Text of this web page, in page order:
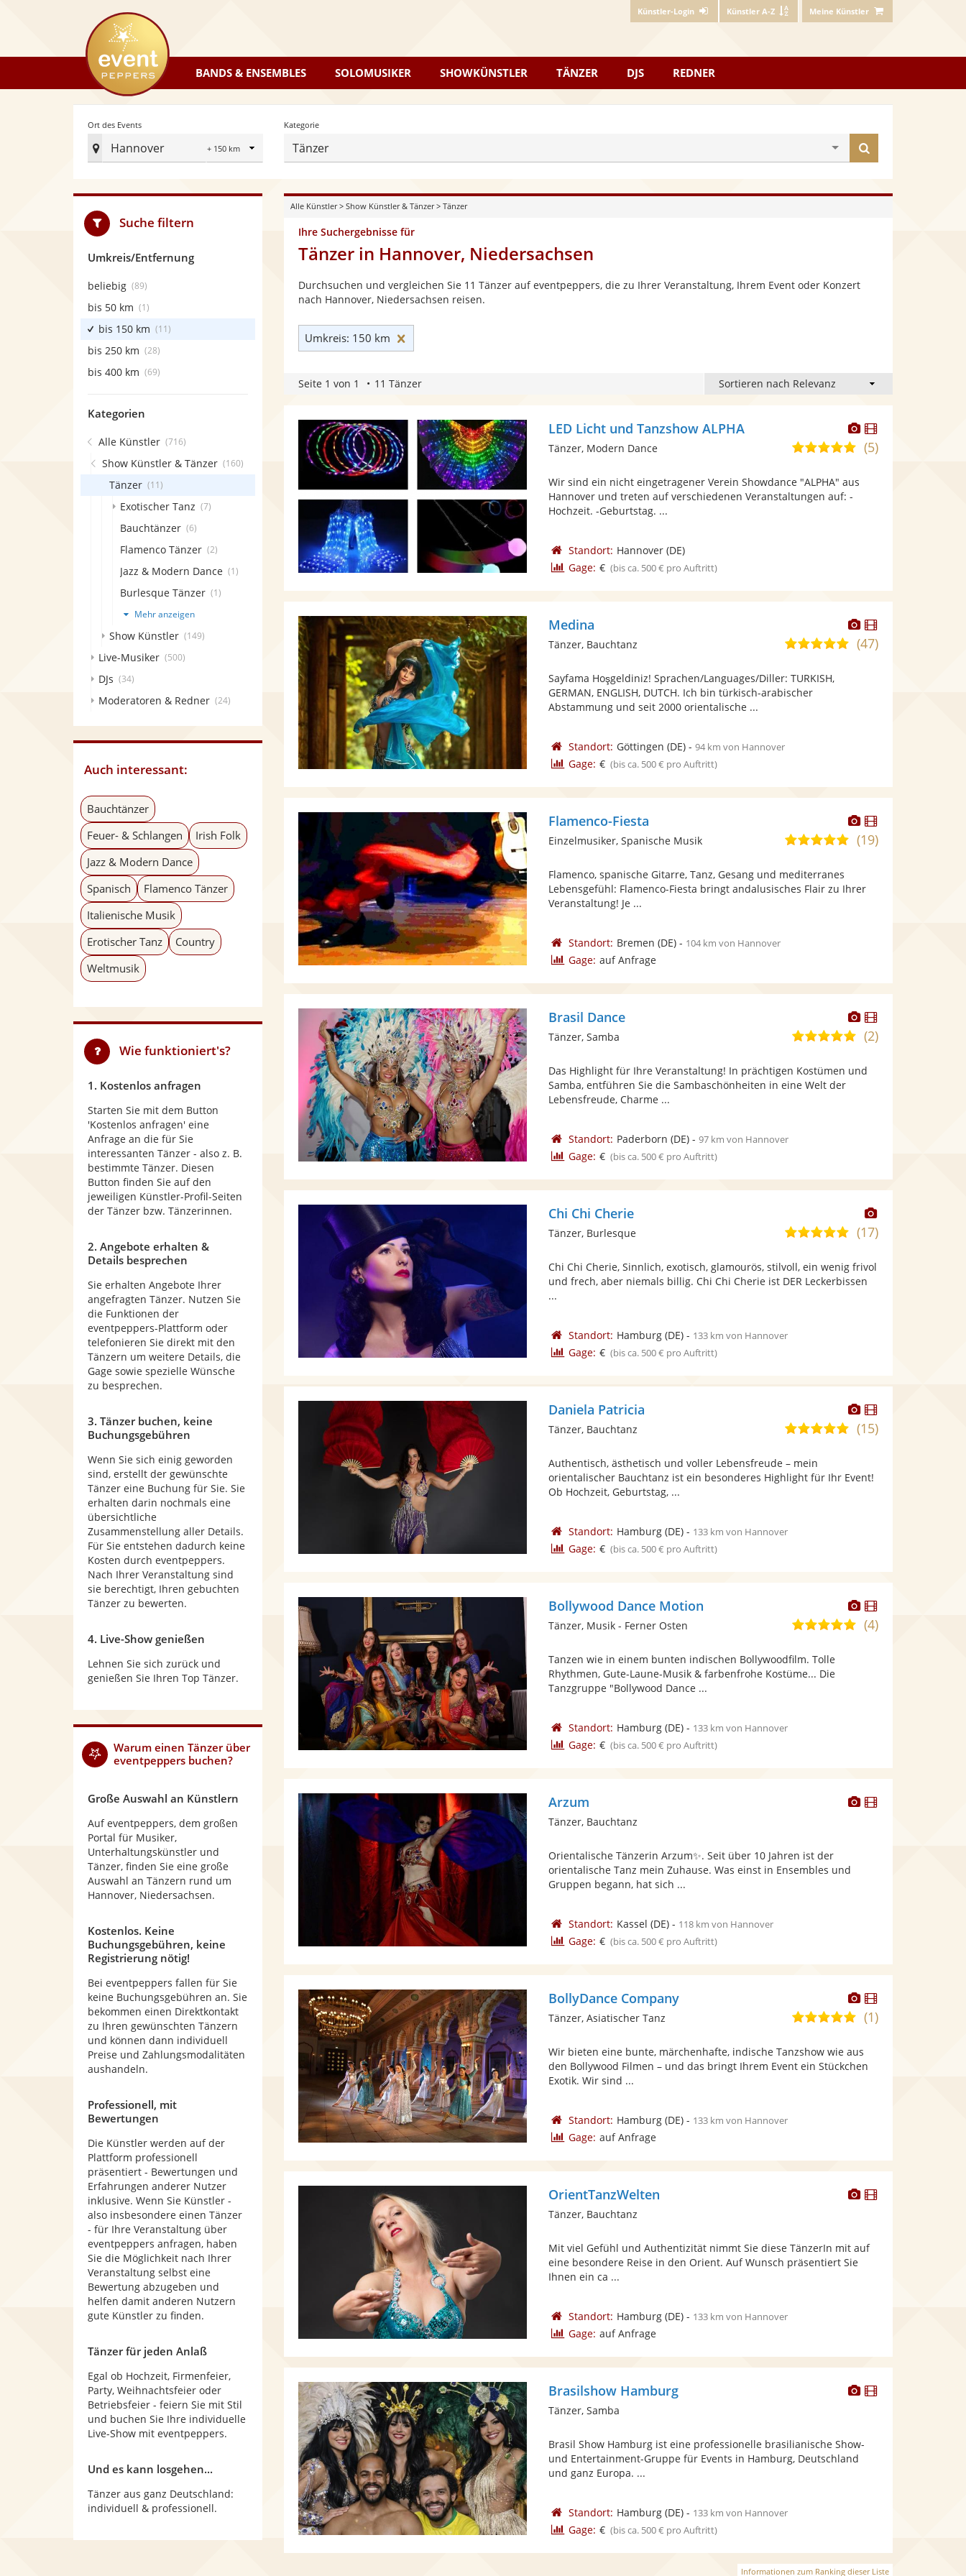
Künstler-Login Künstler A-Z Meine Künstler
eventpeppers
BANDS & ENSEMBLES SOLOMUSIKER SHOWKÜNSTLER TÄNZER DJS REDNER
Ort des Events
Hannover
Radius
Ort
Events
festlegen
Kategorie
Tänzer
finden
Alle Künstler> Show Künstler & Tänzer> Tänzer
Ihre Suchergebnisse für
Tänzer in Hannover, Niedersachsen
Durchsuchen und vergleichen Sie 11 Tänzer auf eventpeppers, die zu Ihrer Veranstaltung, Ihrem Event oder Konzert
nach Hannover, Niedersachsen reisen.
Umkreis: 150 km
Seite 1 von 1 11 Tänzer
Dieser
Künstler
stellt
Dieser
Künstler
LED Licht und Tanzshow ALPHA
5,0
5
(5)
Tänzer, Modern Dance
Wir sind ein nicht eingetragener Verein Showdance "ALPHA" aus
Hannover und treten auf verschiedenen Veranstaltungen auf: -
Hochzeit. -Geburtstag. ...
Standort: Hannover(DE)
Gage: € (bis ca. 500 € pro Auftritt)
Dieser
Künstler
stellt
Dieser
Künstler
Medina
5,0(47)
Tänzer, Bauchtanz
Sayfama Hoşgeldiniz! Sprachen/Languages/Diller: TURKISH,
GERMAN, ENGLISH, DUTCH. Ich bin türkisch-arabischer
Abstammung und seit 2000 orientalische ...
Standort: Göttingen (DE)- 94 km von Hannover
Gage: € (bis ca. 500 € pro Auftritt)
Dieser
Künstler
stellt
Dieser
Künstler
Flamenco-Fiesta
5,0
Sternen
(19)
Einzelmusiker, Spanische Musik
Flamenco, spanische Gitarre, Tanz, Gesang und mediterranes
Lebensgefühl: Flamenco-Fiesta bringt andalusisches Flair zu Ihrer
Veranstaltung! Je ...
Standort: Bremen (DE)- 104 km von Hannover
Gage: auf Anfrage
Dieser
Künstler
stellt
Fotos
bereit.
Dieser
Künstler
Brasil Dance
5,0
5
(2)
Tänzer, Samba
Das Highlight für Ihre Veranstaltung! In prächtigen Kostümen und
Samba, entführen Sie die Sambaschönheiten in eine Welt der
Lebensfreude, Charme ...
Standort: Paderborn (DE)- 97 km von Hannover
Gage: € (bis ca. 500 € pro Auftritt)
Dieser
Künstler
Chi Chi Cherie
4,8
5
Sternen
(17)
Tänzer, Burlesque
Chi Chi Cherie, Sinnlich, exotisch, glamourös, stilvoll, ein wenig frivol
und frech, aber niemals billig. Chi Chi Cherie ist DER Leckerbissen
...
Standort: Hamburg(DE)- 133 km von Hannover
Gage: € (bis ca. 500 € pro Auftritt)
Dieser
Künstler
stellt
bereit.
Dieser
Künstler
Daniela Patricia
5,0
Sternen
(15)
Tänzer, Bauchtanz
Authentisch, ästhetisch und voller Lebensfreude – mein
orientalischer Bauchtanz ist ein besonderes Highlight für Ihr Event!
Ob Hochzeit, Geburtstag, ...
Standort: Hamburg(DE)- 133 km von Hannover
Gage: € (bis ca. 500 € pro Auftritt)
Dieser
Künstler
stellt
Dieser
Künstler
Bollywood Dance Motion
5,0(4)
Tänzer, Musik - Ferner Osten
Tanzen wie in einem bunten indischen Bollywoodfilm. Tolle
Rhythmen, Gute-Laune-Musik & farbenfrohe Kostüme... Die
Tanzgruppe "Bollywood Dance ...
Standort: Hamburg(DE)- 133 km von Hannover
Gage: € (bis ca. 500 € pro Auftritt)
DieserDieser
Arzum
Tänzer, Bauchtanz
Orientalische Tänzerin Arzum✨. Seit über 10 Jahren ist der
orientalische Tanz mein Zuhause. Was einst in Ensembles und
Gruppen begann, hat sich ...
Standort: Kassel (DE)- 118 km von Hannover
Gage: € (bis ca. 500 € pro Auftritt)
Dieser
Künstler
stellt
bereit.
Dieser
Künstler
BollyDance Company
5,0
5
Sternen
(1)
Tänzer, Asiatischer Tanz
Wir bieten eine bunte, märchenhafte, indische Tanzshow wie aus
den Bollywood Filmen – und das bringt Ihrem Event ein Stückchen
Exotik. Wir sind ...
Standort: Hamburg(DE)- 133 km von Hannover
Gage: auf Anfrage
Dieser
Fotos
bereit.
Dieser
OrientTanzWelten
Tänzer, Bauchtanz
Mit viel Gefühl und Authentizität nimmt Sie diese TänzerIn mit auf
eine besondere Reise in den Orient. Auf Wunsch präsentiert Sie
Ihnen ein ca ...
Standort: Hamburg(DE)- 133 km von Hannover
Gage: auf Anfrage
DieserDieser
Brasilshow Hamburg
Tänzer, Samba
Brasil Show Hamburg ist eine professionelle brasilianische Show-
und Entertainment-Gruppe für Events in Hamburg, Deutschland
und ganz Europa. ...
Standort: Hamburg(DE)- 133 km von Hannover
Gage: € (bis ca. 500 € pro Auftritt)
Informationen zum Ranking dieser Liste
Suche filtern
Umkreis/Entfernung
beliebig (89)
bis 50 km (1)
bis 150 km (11)
bis 250 km (28)
bis 400 km (69)
Kategorien
Alle Künstler (716)
Show Künstler & Tänzer (160)
Tänzer (11)
Exotischer Tanz (7)
Bauchtänzer (6)
Flamenco Tänzer (2)
Jazz & Modern Dance (1)
Burlesque Tänzer (1)
Mehr anzeigen
Show Künstler (149)
Live-Musiker (500)
DJs (34)
Moderatoren & Redner (24)
Auch interessant:
Bauchtänzer
Feuer- & Schlangen
Irish Folk
Jazz & Modern Dance
Spanisch
Flamenco Tänzer
Italienische Musik
Erotischer Tanz
Country
Weltmusik
Wie funktioniert's?
1. Kostenlos anfragen
Starten Sie mit dem Button
'Kostenlos anfragen' eine
Anfrage an die für Sie
interessanten Tänzer - also z. B.
bestimmte Tänzer. Diesen
Button finden Sie auf den
jeweiligen Künstler-Profil-Seiten
der Tänzer bzw. Tänzerinnen.
2. Angebote erhalten &
Details besprechen
Sie erhalten Angebote Ihrer
angefragten Tänzer. Nutzen Sie
die Funktionen der
eventpeppers-Plattform oder
telefonieren Sie direkt mit den
Tänzern um weitere Details, die
Gage sowie spezielle Wünsche
zu besprechen.
3. Tänzer buchen, keine
Buchungsgebühren
Wenn Sie sich einig geworden
sind, erstellt der gewünschte
Tänzer eine Buchung für Sie. Sie
erhalten darin nochmals eine
übersichtliche
Zusammenstellung aller Details.
Für Sie entstehen dadurch keine
Kosten durch eventpeppers.
Nach Ihrer Veranstaltung sind
sie berechtigt, Ihren gebuchten
Tänzer zu bewerten.
4. Live-Show genießen
Lehnen Sie sich zurück und
genießen Sie Ihren Top Tänzer.
Warum einen Tänzerüber
eventpeppers buchen?
Große Auswahl an Künstlern
Auf eventpeppers, dem großen
Portal für Musiker,
Unterhaltungskünstler und
Tänzer, finden Sie eine große
Auswahl an Tänzern rund um
Hannover, Niedersachsen.
Kostenlos. Keine
Buchungsgebühren, keine
Registrierung nötig!
Bei eventpeppers fallen für Sie
keine Buchungsgebühren an. Sie
bekommen einen Direktkontakt
zu Ihren gewünschten Tänzern
und können dann individuell
Preise und Zahlungsmodalitäten
aushandeln.
Professionell, mit
Bewertungen
Die Künstler werden auf der
Plattform professionell
präsentiert - Bewertungen und
Erfahrungen anderer Nutzer
inklusive. Wenn Sie Künstler -
also insbesondere einen Tänzer
- für Ihre Veranstaltung über
eventpeppers anfragen, haben
Sie die Möglichkeit nach Ihrer
Veranstaltung selbst eine
Bewertung abzugeben und
helfen damit anderen Nutzern
gute Künstler zu finden.
Tänzer für jeden Anlaß
Egal ob Hochzeit, Firmenfeier,
Party, Weihnachtsfeier oder
Betriebsfeier - feiern Sie mit Stil
und buchen Sie Ihre individuelle
Live-Show mit eventpeppers.
Und es kann losgehen...
Tänzer aus ganz Deutschland:
individuell & professionell.